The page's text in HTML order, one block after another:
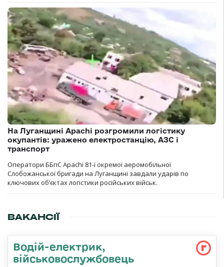
На Луганщині Apachi розгромили логістику
окупантів: уражено електростанцію, АЗС і
транспорт
Оператори ББпС Apachi 81-ї окремої аеромобільної
Слобожанської бригади на Луганщині завдали ударів по
ключових об’єктах логістики російських військ.
ВАКАНСІЇ
Водій-електрик,
військовослужбовець